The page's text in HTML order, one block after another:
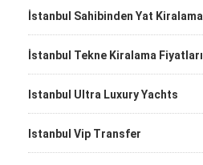
İstanbul Sahibinden Yat Kiralama
İstanbul Tekne Kiralama Fiyatları
Istanbul Ultra Luxury Yachts
Istanbul Vip Transfer